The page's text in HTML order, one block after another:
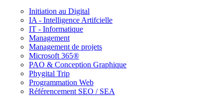
Initiation au Digital
IA - Intelligence Artifcielle
IT - Informatique
Management
Management de projets
Microsoft 365®
PAO & Conception Graphique
Phygital Trip
Programmation Web
Référencement SEO / SEA